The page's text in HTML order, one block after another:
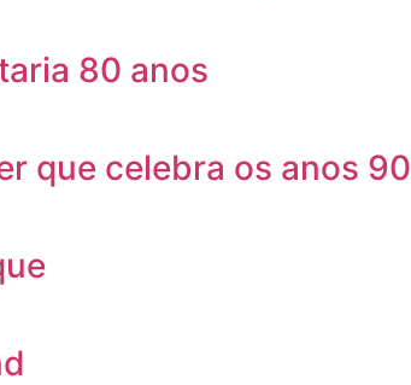
80 anos
que celebra os anos 90